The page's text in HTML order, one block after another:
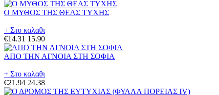
Ο ΜΥΘΟΣ ΤΗΣ ΘΕΑΣ ΤΥΧΗΣ
+ Στο καλαθι
€14.31 15.90
ΑΠΟ ΤΗΝ ΑΓΝΟΙΑ ΣΤΗ ΣΟΦΙΑ
+ Στο καλαθι
€21.94 24.38